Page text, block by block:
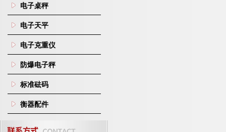
电子桌秤
电子天平
电子克重仪
防爆电子秤
标准砝码
衡器配件